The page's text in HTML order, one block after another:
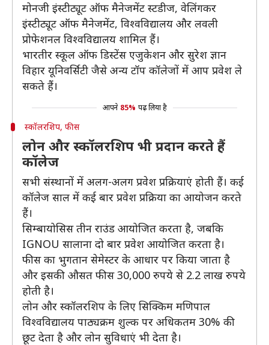
मोनजी इंस्टीट्यूट ऑफ मैनेजमेंट स्टडीज, वेलिंगकर
इंस्टीट्यूट ऑफ मैनेजमेंट, विश्वविद्यालय और लवली
प्रोफेशनल विश्वविद्यालय शामिल हैं।
भारतीर स्कूल ऑफ डिस्टेंस एजुकेशन और सुरेश ज्ञान
विहार यूनिवर्सिटी जैसे अन्य टॉप कॉलेजों में आप प्रवेश ले
सकते हैं।
आपने 85% पढ़ लिया है
स्कॉलरशिप, फीस
लोन और स्कॉलरशिप भी प्रदान करते हैं
कॉलेज
सभी संस्थानों में अलग-अलग प्रवेश प्रक्रियाएं होती हैं। कई
कॉलेज साल में कई बार प्रवेश प्रक्रिया का आयोजन करते
हैं।
सिम्बायोसिस तीन राउंड आयोजित करता है, जबकि
IGNOU सालाना दो बार प्रवेश आयोजित करता है।
फीस का भुगतान सेमेस्टर के आधार पर किया जाता है
और इसकी औसत फीस 30,000 रुपये से 2.2 लाख रुपये
होती है।
लोन और स्कॉलरशिप के लिए सिक्किम मणिपाल
विश्वविद्यालय पाठ्यक्रम शुल्क पर अधिकतम 30% की
छूट देता है और लोन सुविधाएं भी देता है।